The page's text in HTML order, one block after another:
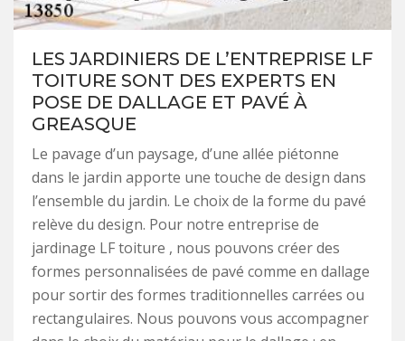
LES JARDINIERS DE L’ENTREPRISE LF
TOITURE SONT DES EXPERTS EN
POSE DE DALLAGE ET PAVÉ À
GREASQUE
Le pavage d’un paysage, d’une allée piétonne
dans le jardin apporte une touche de design dans
l’ensemble du jardin. Le choix de la forme du pavé
relève du design. Pour notre entreprise de
jardinage LF toiture , nous pouvons créer des
formes personnalisées de pavé comme en dallage
pour sortir des formes traditionnelles carrées ou
rectangulaires. Nous pouvons vous accompagner